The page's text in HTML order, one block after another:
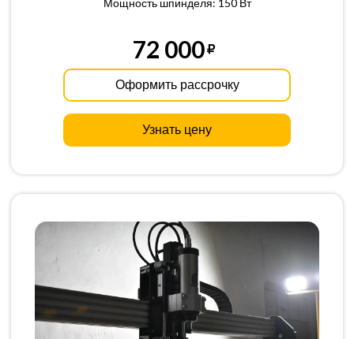
Мощность шпинделя: 150 Вт
72 000
Оформить рассрочку
Узнать цену